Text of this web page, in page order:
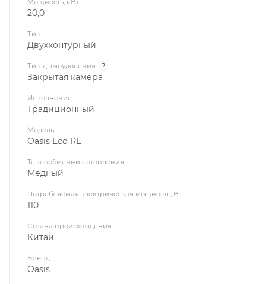
Мощность, кВт
20,0
Тип
Двухконтурный
Тип дымоудоления ?
Закрытая камера
Исполнение
Традиционный
Модель
Oasis Eco RE
Теплообменник отопления
Медный
Потребляемая электрическая мощность, Вт
110
Страна происхождения
Китай
Бренд
Oasis